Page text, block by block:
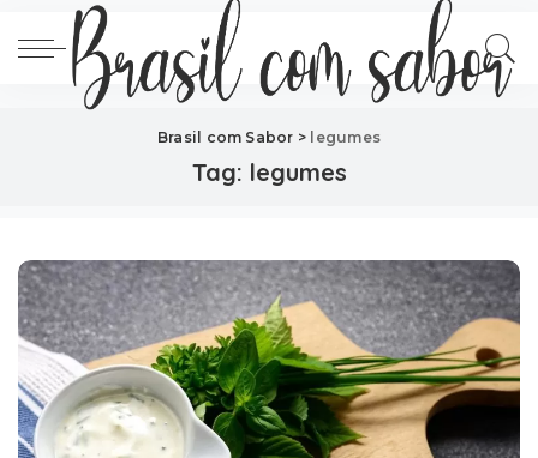
Brasil com Sabor > legumes
Tag: legumes